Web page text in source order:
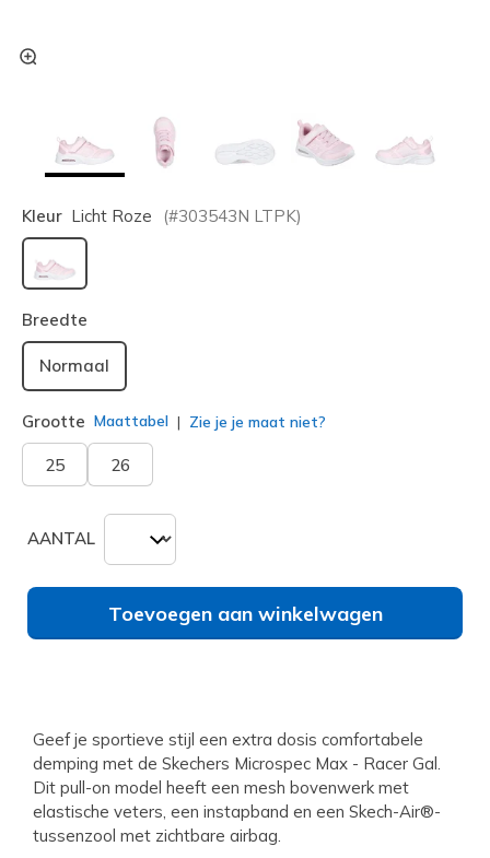
Kleur Licht Roze (#303543N LTPK)
geselecteerd
Breedte
Normaal
Grootte Maattabel Zie je je maat niet?
25 26
AANTAL
Toevoegen aan winkelwagen
Geef je sportieve stijl een extra dosis comfortabele
demping met de Skechers Microspec Max - Racer Gal.
Dit pull-on model heeft een mesh bovenwerk met
elastische veters, een instapband en een Skech-Air®-
tussenzool met zichtbare airbag.